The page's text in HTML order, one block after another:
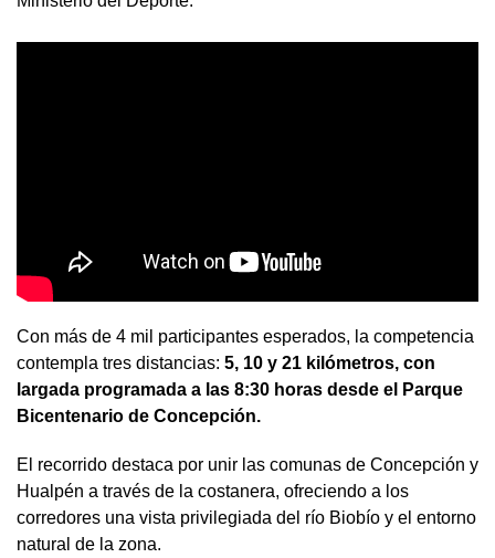
Con más de 4 mil participantes esperados, la competencia
contempla tres distancias: 5, 10 y 21 kilómetros, con
largada programada a las 8:30 horas desde el Parque
Bicentenario de Concepción.
El recorrido destaca por unir las comunas de Concepción y
Hualpén a través de la costanera, ofreciendo a los
corredores una vista privilegiada del río Biobío y el entorno
natural de la zona.